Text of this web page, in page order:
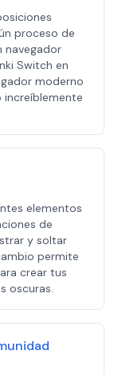
proceso de
navegador
Switch en
moderno
increíblemente
elementos
de
y soltar
permite
crear tus
oscuras.